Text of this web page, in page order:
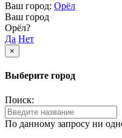
Ваш город: Орёл
Ваш город
Орёл?
Да Нет
×
Выберите город
Поиск:
По данному запросу ни